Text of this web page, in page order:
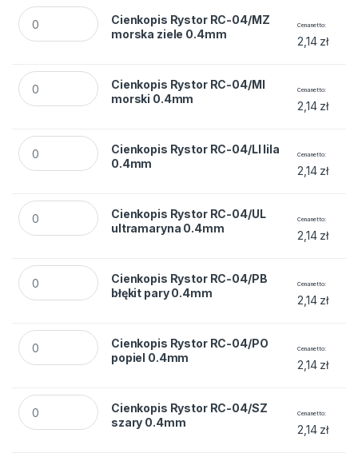
Cienkopis Rystor RC-04/MZ morska ziele 0.4mm quantity
Cienkopis Rystor RC-04/MZ
morska ziele 0.4mm
Cena netto
2,14 zł
Cienkopis Rystor RC-04/MI morski 0.4mm quantity
Cienkopis Rystor RC-04/MI
morski 0.4mm
Cena netto
2,14 zł
Cienkopis Rystor RC-04/LI lila 0.4mm quantity
Cienkopis Rystor RC-04/LI lila
0.4mm
Cena netto
2,14 zł
Cienkopis Rystor RC-04/UL ultramaryna 0.4mm quantity
Cienkopis Rystor RC-04/UL
ultramaryna 0.4mm
Cena netto
2,14 zł
Cienkopis Rystor RC-04/PB błękit pary 0.4mm quantity
Cienkopis Rystor RC-04/PB
błękit pary 0.4mm
Cena netto
2,14 zł
Cienkopis Rystor RC-04/PO popiel 0.4mm quantity
Cienkopis Rystor RC-04/PO
popiel 0.4mm
Cena netto
2,14 zł
Cienkopis Rystor RC-04/SZ szary 0.4mm quantity
Cienkopis Rystor RC-04/SZ
szary 0.4mm
Cena netto
2,14 zł